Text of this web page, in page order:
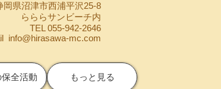
岡県沼津市西浦平沢25-8
らららサンビーチ内
TEL 055-942-2646
info@hirasawa-mc.com
全活動 もっと見る